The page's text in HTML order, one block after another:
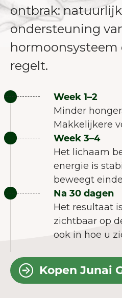
ontbrak:
ondersteuning
regelt.
Week 1–2
Minder
Makkelijkere
Week 3–4
Het lichaam
energie is
beweegt
Na 30 dagen
Het resultaat
zichtbaar op
ook in hoe u
Kopen Junai